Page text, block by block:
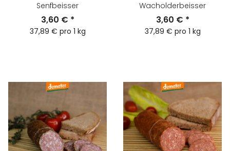
Senfbeisser
3,60 € *
37,89 € pro 1 kg
Wacholderbeisser
3,60 € *
37,89 € pro 1 kg